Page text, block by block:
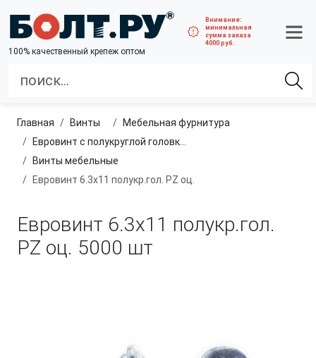
100% качественный крепеж оптом
Внимание:
минимальная
сумма заказа
4000 руб.
Главная винты
Мебельная фурнитура
Евровинт с полукруглой головкой PZ
Винты мебельные
Евровинт 6.3x11 полукр.гол. PZ оц.
Евровинт 6.3x11 полукр.гол.
PZ оц. 5000 шт